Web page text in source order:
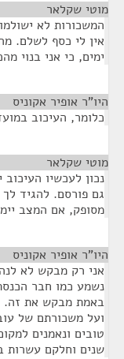
מוטי שקלאר
ימים, כי אני בנוי
היו"ר אופיר אקוניס
כלומר, העיכוב במועד
מוטי שקלאר
גם פורסם. להגיד
מסופק, אם המצב
היו"ר אופיר אקוניס
אני רק מבקש לא
נשמע כמו חבר
באמת מבקש את זה.
ועל משכורתם של
טובים ונאמנים
שנים וחלקם עשרות